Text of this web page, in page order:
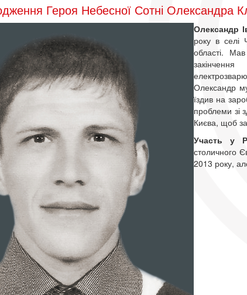
Героя Небесної Сотні Олександра
Олександр
року в селі
області.
Олександр
їздив на
проблеми зі
Києва, щоб
Участь у
столичного
2013 року,